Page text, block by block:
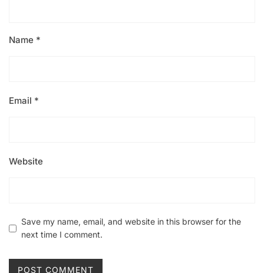
Name *
Email *
Website
Save my name, email, and website in this browser for the
next time I comment.